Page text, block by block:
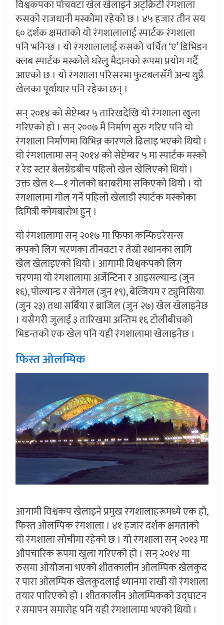
विश्वकपका पाँचवटा खेल खेलाइने अट्क्रिटी रंगशाला
रुसको राजधानी मस्कोमा रहेको छ । ४५ हजार तीन सय
६० दर्शक क्षमताको यो रंगशालालाई स्पार्टक रंगशाला
पनि भनिन्छ । यो रंगशालालाई रुसको चर्चित ‘ए’ डिभिडन
क्लब स्पार्टक मस्कोले घरेलु मैदानको रूपमा प्रयोग गर्दै
आएको छ । यो रंगशाला परिसरमा फुटबलसँगै अन्य थुप्रै
खेलका पूर्वाधार पनि रहेका छन् ।
सन् २०१४ को सेप्टेम्बर ५ तारिखदेखि यो रंगशाला खुला
गरिएको हो । सन् २००७ मै निर्माण सुरु गरिए पनि यो
रंगशाला निर्माणमा विभिन्न कारणले ढिलाइ भएको थियो ।
यो रंगशालामा सन् २०१४ को सेप्टेम्बर ५ मा स्पार्टक मस्को
र रेड स्टार बेलग्रेडबीच पहिलो खेल खेलिएको थियो ।
उक्त खेल १—१ गोलको बराबरीमा सकिएको थियो । यो
रंगशालामा गोल गर्ने पहिलो खेलाडी स्पार्टक मस्कोका
दिमित्री कोमबारोभ हुन् ।
यो रंगशालामा सन् २०१७ मा फिफा कन्फिडरेसन्स
कपको लिग चरणका तीनवटा र तेस्रो स्थानका लागि
खेल खेलाइएको थियो । आगामी विश्वकपको लिग
चरणमा यो रंगशालामा अर्जेन्टिना र आइसल्यान्ड (जुन
१६), पोल्यान्ड र सेनेगल (जुन १९), बेल्जियम र ट्युनिसिया
(जुन २३) तथा सर्बिया र ब्राजिल (जुन २७) खेल खेलाइनेछ
। यसैगरी जुलाई ३ तारिखमा अन्तिम १६ टोलीबीचको
भिडन्तको एक खेल पनि यही रंगशालामा खेलाइनेछ ।
फिस्त ओलम्पिक
आगामी विश्वकप खेलाइने प्रमुख रंगशालाहरूमध्ये एक हो,
फिस्त ओेलम्पिक रंगशाला । ४१ हजार दर्शक क्षमताको
यो रंगशाला सोचीमा रहेको छ । यो रंगशाला सन् २०१३ मा
औपचारिक रूपमा खुला गरिएको हो । सन् २०१४ मा
रुसमा ओयोजना भएको शीतकालीन ओलम्पिक खेलकुद
र पारा ओलम्पिक खेलकुदलाई ध्यानमा राखी यो रंगशाला
तयार पारिएको हो । शीतकालीन ओलम्पिकको उद्घाटन
र समापन समारोह पनि यही रंगशालामा भएको थियो ।